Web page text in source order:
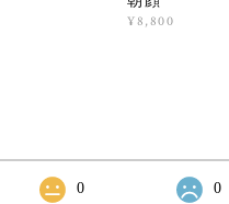
¥8,800
0 0